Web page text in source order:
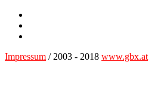
Impressum / 2003 - 2018 www.gbx.at